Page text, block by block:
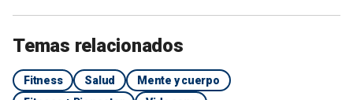
Temas relacionados
Fitness Salud
Mente y cuerpo